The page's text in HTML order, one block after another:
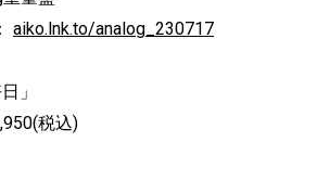
aiko.lnk.to/analog_230717
」
税込)